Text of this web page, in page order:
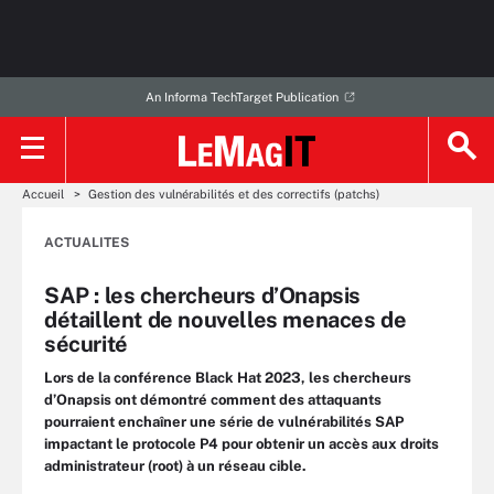
An Informa TechTarget Publication
Accueil Gestion des vulnérabilités et des correctifs (patchs)
ACTUALITES
SAP : les chercheurs d’Onapsis
détaillent de nouvelles menaces de
sécurité
Lors de la conférence Black Hat 2023, les chercheurs
d’Onapsis ont démontré comment des attaquants
pourraient enchaîner une série de vulnérabilités SAP
impactant le protocole P4 pour obtenir un accès aux droits
administrateur (root) à un réseau cible.